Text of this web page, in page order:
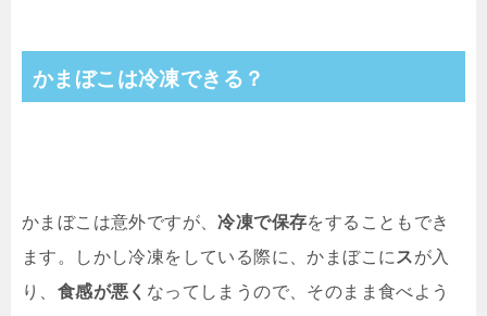
かまぼこは冷凍できる？
かまぼこは意外ですが、冷凍で保存をすることもでき
ます。しかし冷凍をしている際に、かまぼこに スが入
り、 食感が悪く なってしまうので、そのまま食べよう